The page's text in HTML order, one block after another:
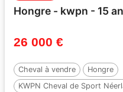
Hongre - kwpn - 15
26 000 €
Cheval à vendre
Hongre
KWPN Cheval de Sport